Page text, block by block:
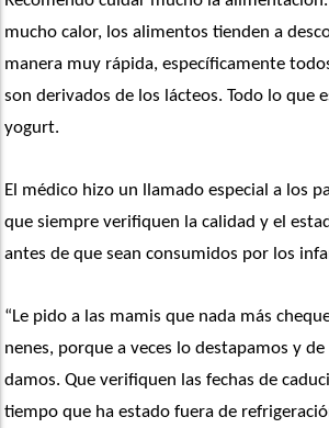
mucho calor, los alimentos tienden a
manera muy rápida, específicamente
son derivados de los lácteos. Todo lo que
yogurt.
El médico hizo un llamado especial a los
que siempre verifiquen la calidad y el
antes de que sean consumidos por los
“Le pido a las mamis que nada más
nenes, porque a veces lo destapamos y
damos. Que verifiquen las fechas de
tiempo que ha estado fuera de